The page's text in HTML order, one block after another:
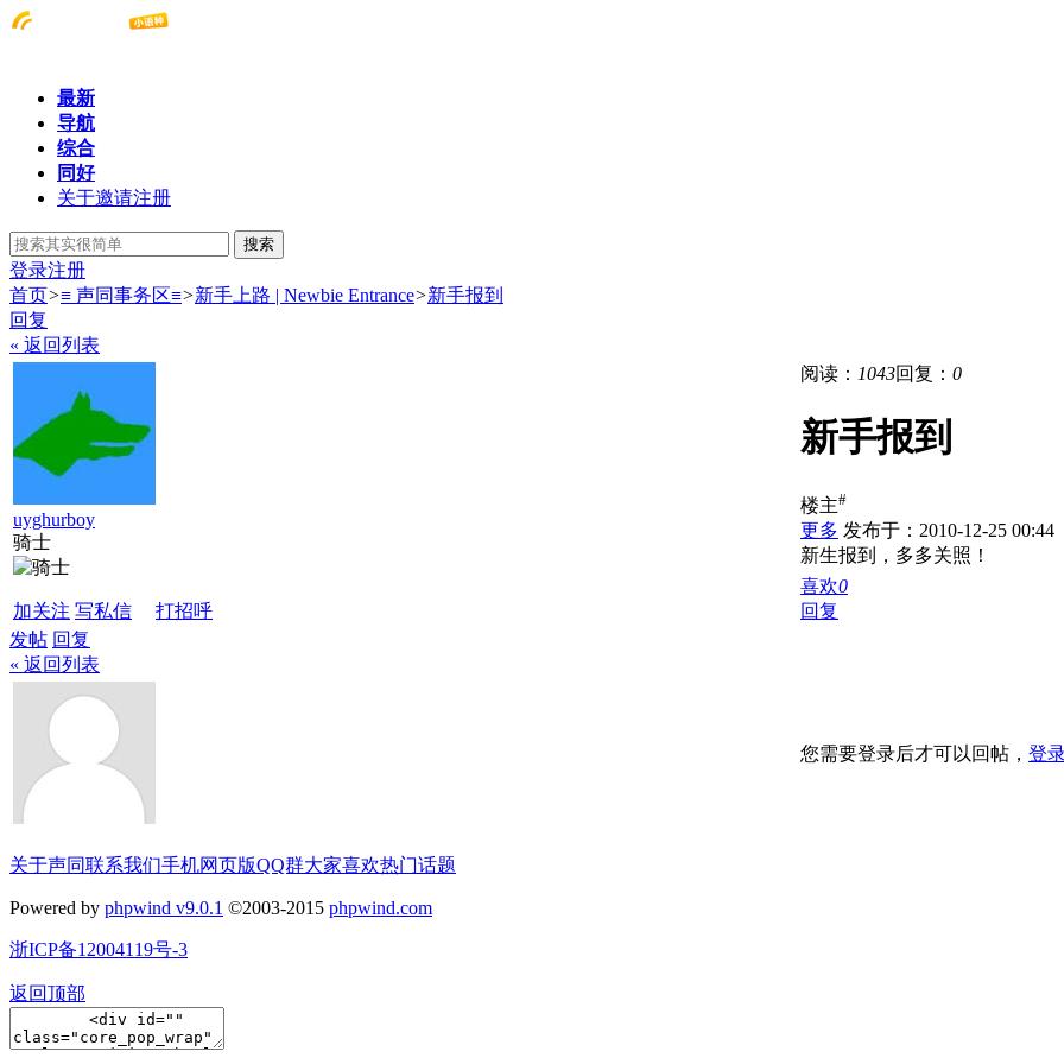
最新
导航
综合
同好
关于邀请注册
搜索
登录注册
首页>≡ 声同事务区≡>新手上路 | Newbie Entrance>新手报到
回复
« 返回列表
uyghurboy
骑士
加关注 写私信 打招呼
阅读： 1043回复： 0
新手报到
楼主#
更多 发布于：2010-12-25 00:44
新生报到，多多关照！
喜欢0
回复
发帖 回复
« 返回列表
您需要登录后才可以回帖， 登
关于声同联系我们手机网页版QQ群大家喜欢热门话题
Powered by phpwind v9.0.1 ©2003-2015 phpwind.com
浙ICP备12004119号-3
返回顶部